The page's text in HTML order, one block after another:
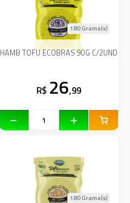
HAMB TOFU ECOBRAS 90G C/2UND
180 Grama(s)
R$ 26,99
180 Grama(s)